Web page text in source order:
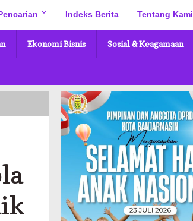
Indeks Berita Tentang Kami
Ekonomi Bisnis Sosial & Keagamaan